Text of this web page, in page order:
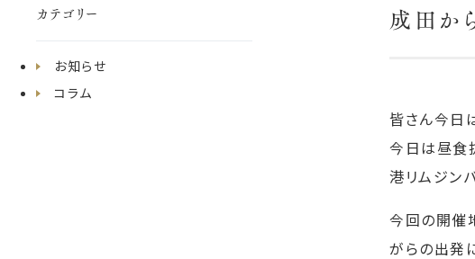
カテゴリー
お知らせ
コラム
成田か
皆さん今日
今日は昼食
港リムジン
今回の開催
がらの出発